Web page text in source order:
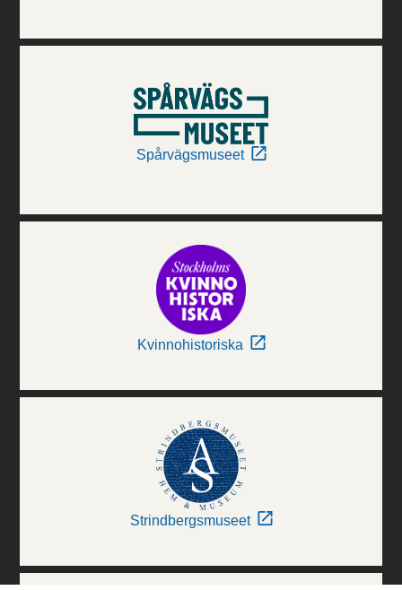
Spårvägsmuseet
Kvinnohistoriska
Strindbergsmuseet